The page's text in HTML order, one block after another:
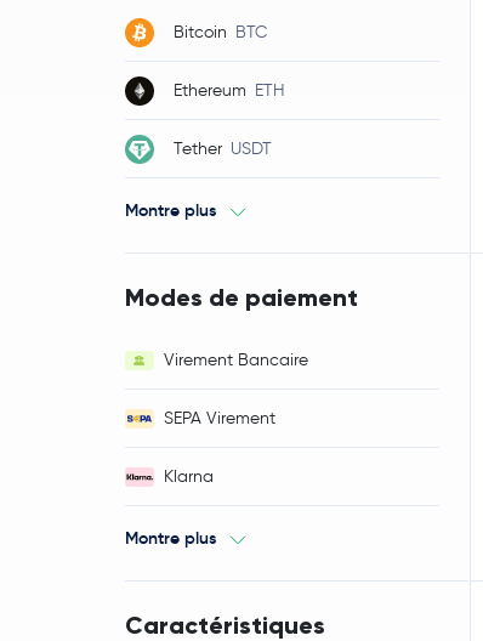
Bitcoin BTC
Ethereum ETH
Tether USDT
Montre plus
Modes de paiement
Virement Bancaire
SEPA Virement
Klarna
Montre plus
Caractéristiques